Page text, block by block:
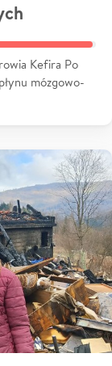
Kefira Po
mózgowo-